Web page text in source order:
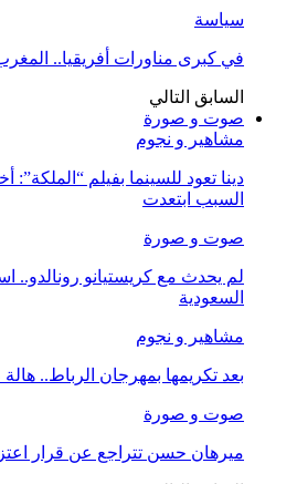
سياسة
في كبرى مناورات أفريقيا..
السابق التالي
صوت و صورة
مشاهير و نجوم
دينا تعود للسينما بفيلم
السبب ابتعدت
صوت و صورة
لم يحدث مع كريستيانو رونالدو..
السعودية
مشاهير و نجوم
بعد تكريمها بمهرجان الرباط..
صوت و صورة
ميرهان حسن تتراجع عن قرار